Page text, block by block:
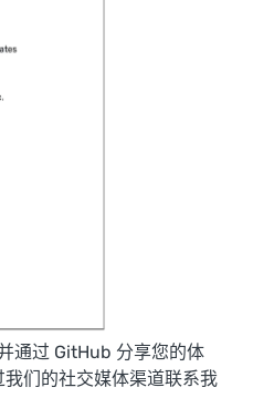
通过 GitHub 分享您的体
我们的社交媒体渠道联系我